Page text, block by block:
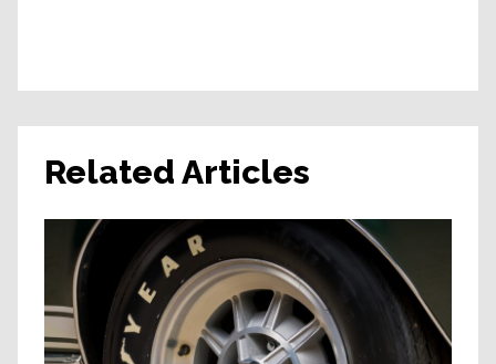
Related Articles